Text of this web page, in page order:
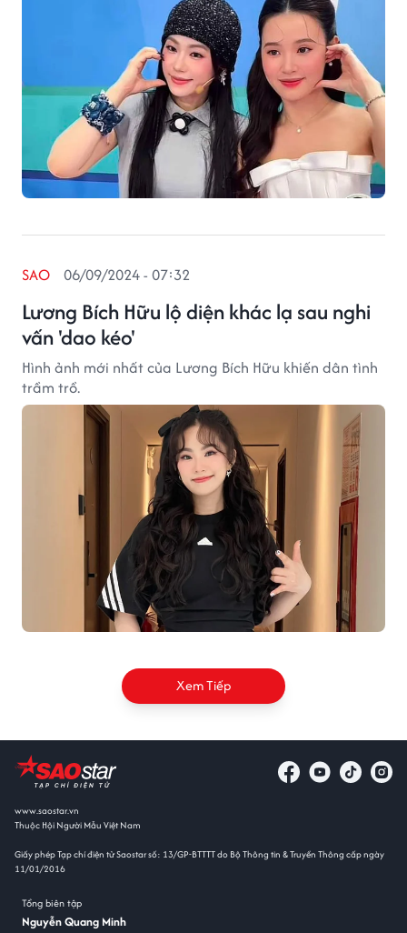
Lương Bích Hữu lộ diện khác lạ sau nghi
vấn 'dao kéo'
SAO 06/09/2024 - 07:32
Hình ảnh mới nhất của Lương Bích Hữu khiến dân tình
trầm trồ.
Xem Tiếp
www.saostar.vn
Thuộc Hội Người Mẫu Việt Nam
Giấy phép Tạp chí điện tử Saostar số: 13/GP-BTTTT do Bộ Thông tin & Truyền Thông cấp ngày
11/01/2016
Tổng biên tập
Nguyễn Quang Minh